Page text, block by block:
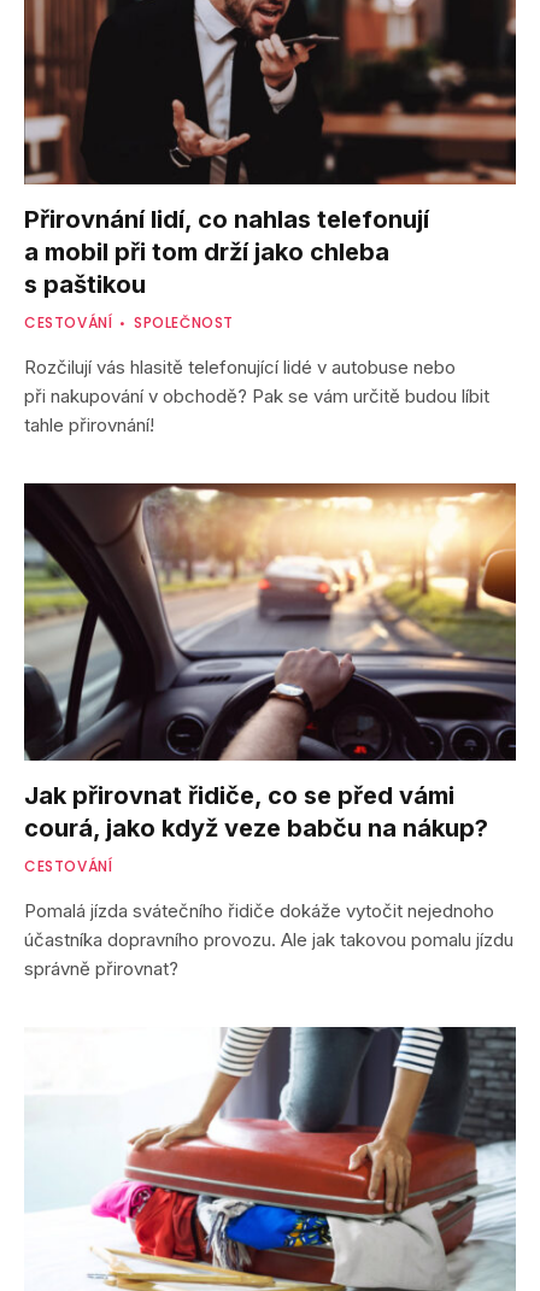
Přirovnání lidí, co nahlas telefonují
a mobil při tom drží jako chleba
s paštikou
CESTOVÁNÍ SPOLEČNOST
Rozčilují vás hlasitě telefonující lidé v autobuse nebo
při nakupování v obchodě? Pak se vám určitě budou líbit
tahle přirovnání!
Jak přirovnat řidiče, co se před vámi
courá, jako když veze babču na nákup?
CESTOVÁNÍ
Pomalá jízda svátečního řidiče dokáže vytočit nejednoho
účastníka dopravního provozu. Ale jak takovou pomalu jízdu
správně přirovnat?